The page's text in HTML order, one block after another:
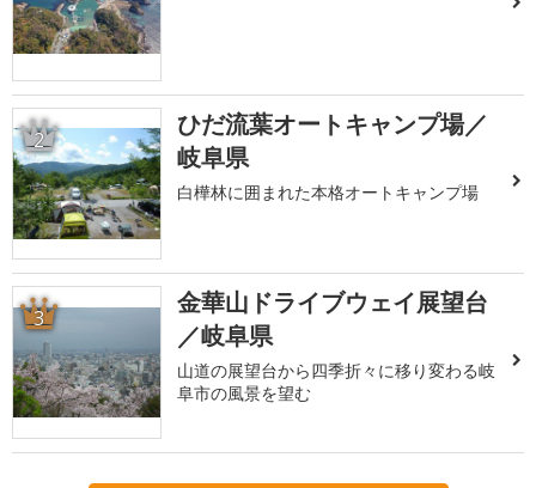
2
ひだ流葉オートキャンプ場／
岐阜県
白樺林に囲まれた本格オートキャンプ場
3
金華山ドライブウェイ展望台
／岐阜県
山道の展望台から四季折々に移り変わる岐
阜市の風景を望む